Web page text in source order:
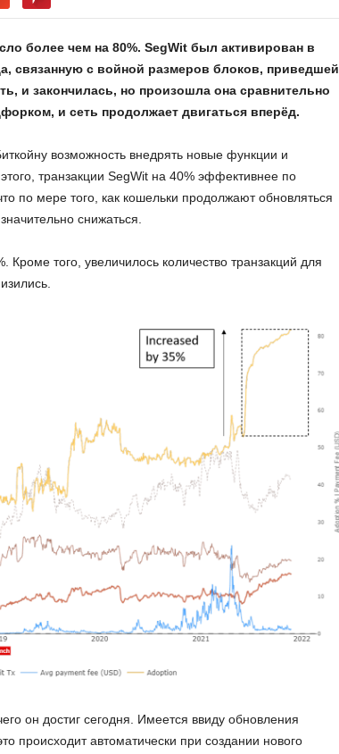
более чем на 80%. SegWit был активирован в
связанную с войной размеров блоков, приведшей
и закончилась, но произошла она сравнительно
и сеть продолжает двигаться вперёд.
возможность внедрять новые функции и
транзакции SegWit на 40% эффективнее по
по мере того, как кошельки продолжают обновляться
снижаться.
того, увеличилось количество транзакций для
он достиг сегодня. Имеется ввиду обновления
происходит автоматически при создании нового